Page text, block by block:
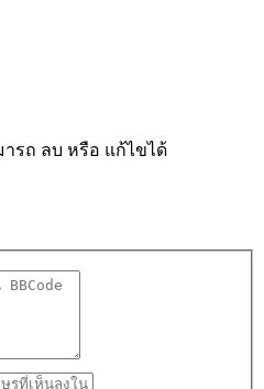
รถ ลบ หรือ แก้ไขได้